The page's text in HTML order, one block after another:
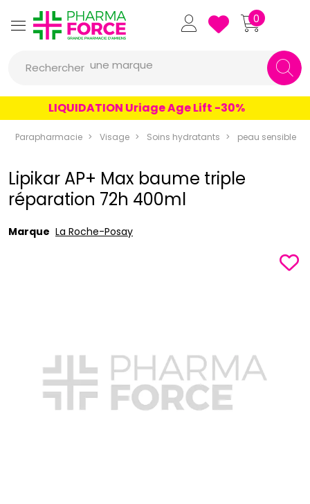
Pharmaforce Grande Pharmacie
0
Rechercher
un produit
une marque
LIQUIDATION Uriage Age Lift -30%
Parapharmacie Visage Soins hydratants peau sensible
Lipikar AP+ Max baume triple
réparation 72h 400ml
Marque La Roche-Posay